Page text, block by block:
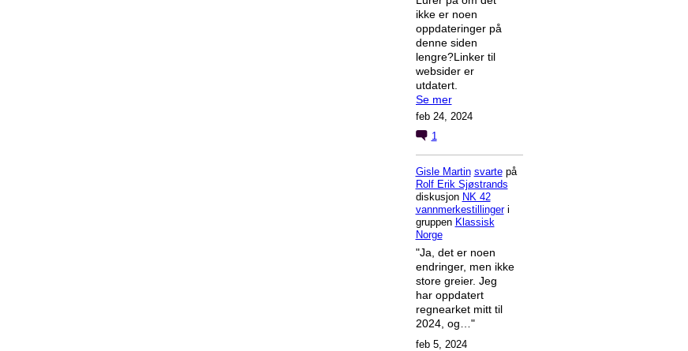
ikke er noen
oppdateringer på
denne siden
lengre?Linker til
websider er
utdatert.
Se mer
feb 24, 2024
1
Gisle Martin svartepå
Rolf Erik Sjøstrands
diskusjon NK 42
vannmerkestillingeri
gruppen Klassisk
Norge
"Ja, det er noen
endringer, men ikke
store greier. Jeg
har oppdatert
regnearket mitt til
2024, og…"
feb 5, 2024